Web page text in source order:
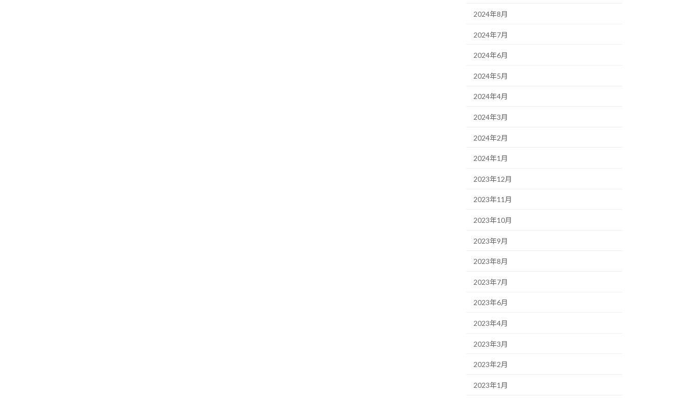
2024年8月
2024年7月
2024年6月
2024年5月
2024年4月
2024年3月
2024年2月
2024年1月
2023年12月
2023年11月
2023年10月
2023年9月
2023年8月
2023年7月
2023年6月
2023年4月
2023年3月
2023年2月
2023年1月